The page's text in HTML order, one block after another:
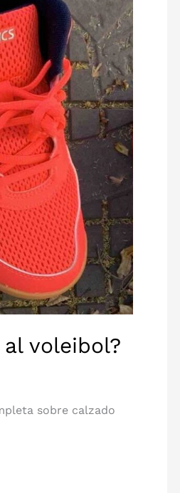
voleibol?
sobre calzado